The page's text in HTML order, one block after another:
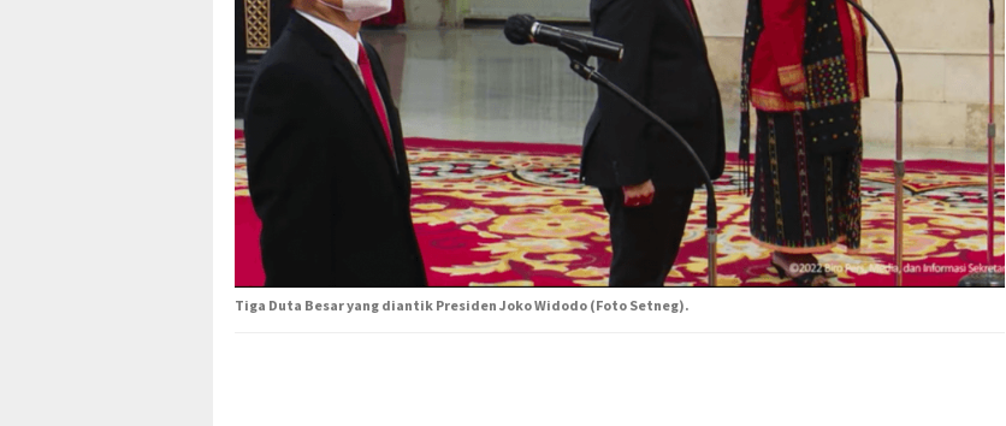
Tiga Duta Besar yang diantik Presiden Joko Widodo (Foto Setneg).